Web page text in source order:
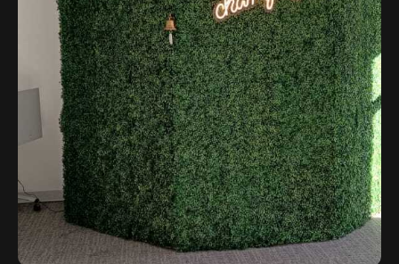
Оставить заявку
Написать в Telegram